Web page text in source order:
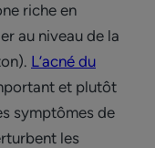
riche en
au niveau de la
L’acné du
et plutôt
symptômes de
les